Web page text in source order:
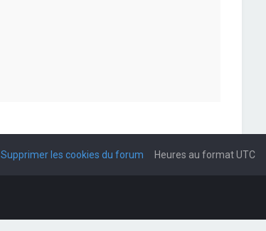
Heures au formatUTC
Supprimer les cookies du forum